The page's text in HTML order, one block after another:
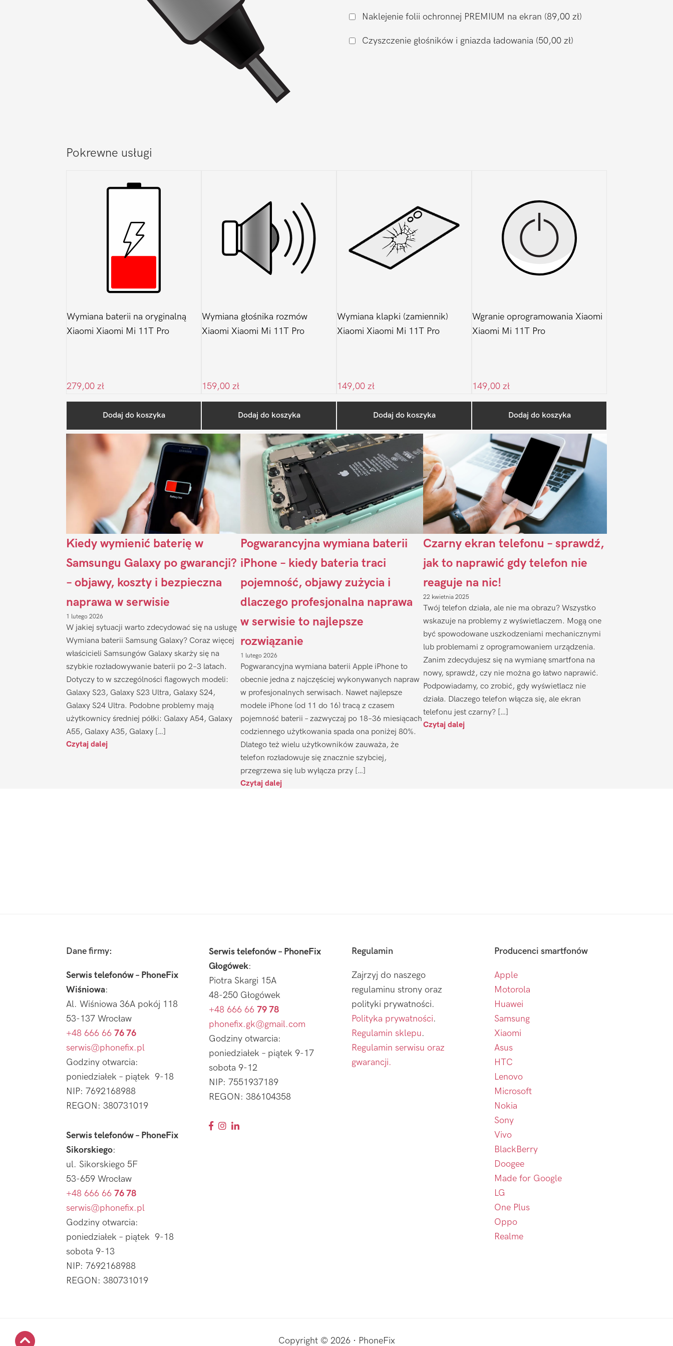
XiaomiNaklejenie folii ochronnej PREMIUM na ekran (89,00 zł)
Czyszczenie głośników i gniazda ładowania (50,00 zł)
Pokrewne usługi
Wymiana baterii na oryginalną
Xiaomi Xiaomi Mi 11T Pro
279,00 zł
Dodaj do koszyka
Wymiana głośnika rozmów
Xiaomi Xiaomi Mi 11T Pro
159,00 zł
Dodaj do koszyka
Wymiana klapki (zamiennik)
Xiaomi Xiaomi Mi 11T Pro
149,00 zł
Dodaj do koszyka
Wgranie oprogramowania Xiaomi
Xiaomi Mi 11T Pro
149,00 zł
Dodaj do koszyka
Sidebar
Ostatnio na blogu
Kiedy wymienić baterię w
Samsungu Galaxy po gwarancji?
– objawy, koszty i bezpieczna
naprawa w serwisie
1 lutego 2026
W jakiej sytuacji warto zdecydować się na usługę
Wymiana baterii Samsung Galaxy? Coraz więcej
właścicieli Samsungów Galaxy skarży się na
szybkie rozładowywanie baterii po 2–3 latach.
Dotyczy to w szczególności flagowych modeli:
Galaxy S23, Galaxy S23 Ultra, Galaxy S24,
Galaxy S24 Ultra. Podobne problemy mają
użytkownicy średniej półki: Galaxy A54, Galaxy
A55, Galaxy A35, Galaxy […]
Czytaj dalej
Pogwarancyjna wymiana baterii
iPhone – kiedy bateria traci
pojemność, objawy zużycia i
dlaczego profesjonalna naprawa
w serwisie to najlepsze
rozwiązanie
1 lutego 2026
Pogwarancyjna wymiana baterii Apple iPhone to
obecnie jedna z najczęściej wykonywanych napraw
w profesjonalnych serwisach. Nawet najlepsze
modele iPhone (od 11 do 16) tracą z czasem
pojemność baterii – zazwyczaj po 18–36 miesiącach
codziennego użytkowania spada ona poniżej 80%.
Dlatego też wielu użytkowników zauważa, że
telefon rozładowuje się znacznie szybciej,
przegrzewa się lub wyłącza przy […]
Czytaj dalej
Czarny ekran telefonu – sprawdź,
jak to naprawić gdy telefon nie
reaguje na nic!
22 kwietnia 2025
Twój telefon działa, ale nie ma obrazu? Wszystko
wskazuje na problemy z wyświetlaczem. Mogą one
być spowodowane uszkodzeniami mechanicznymi
lub problemami z oprogramowaniem urządzenia.
Zanim zdecydujesz się na wymianę smartfona na
nowy, sprawdź, czy nie można go łatwo naprawić.
Podpowiadamy, co zrobić, gdy wyświetlacz nie
działa. Dlaczego telefon włącza się, ale ekran
telefonu jest czarny? […]
Czytaj dalej
Dane firmy:
Serwis telefonów – PhoneFix
Wiśniowa:
Al. Wiśniowa 36A pokój 118
53-137 Wrocław
+48 666 66 76 76
serwis@phonefix.pl
Godziny otwarcia:
poniedziałek – piątek 9-18
NIP: 7692168988
REGON: 380731019
Serwis telefonów – PhoneFix
Sikorskiego:
ul. Sikorskiego 5F
53-659 Wrocław
+48 666 66 76 78
serwis@phonefix.pl
Godziny otwarcia:
poniedziałek – piątek 9-18
sobota 9-13
NIP: 7692168988
REGON: 380731019
Serwis telefonów – PhoneFix
Głogówek:
Piotra Skargi 15A
48-250 Głogówek
+48 666 66 79 78
phonefix.gk@gmail.com
Godziny otwarcia:
poniedziałek – piątek 9-17
sobota 9-12
NIP: 7551937189
REGON: 386104358
Regulamin
Zajrzyj do naszego
regulaminu strony oraz
polityki prywatności.
Polityka prywatności.
Regulamin sklepu.
Regulamin serwisu oraz
gwarancji.
Producenci smartfonów
Apple
Motorola
Huawei
Samsung
Xiaomi
Asus
HTC
Lenovo
Microsoft
Nokia
Sony
Vivo
BlackBerry
Doogee
Made for Google
LG
One Plus
Oppo
Realme
Copyright © 2026 · PhoneFix